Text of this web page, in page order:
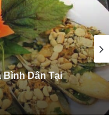
Đau Dạ Dày